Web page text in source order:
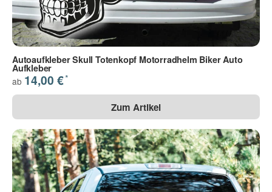
Autoaufkleber Skull Totenkopf Motorradhelm Biker Auto
Aufkleber
ab 14,00 €*
Zum Artikel